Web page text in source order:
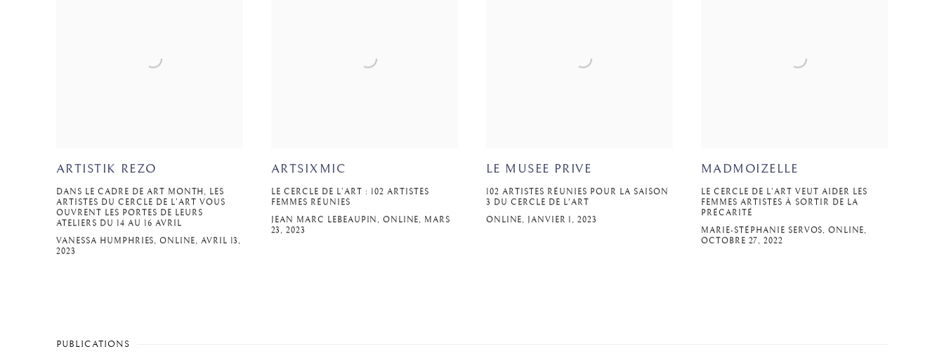
ARTISTIK REZO
DANS LE CADRE DE ART MONTH, LES
ARTISTES DU CERCLE DE L’ART VOUS
OUVRENT LES PORTES DE LEURS
ATELIERS DU 14 AU 16 AVRIL
VANESSA HUMPHRIES, ONLINE, AVRIL 13,
2023
ARTSIXMIC
LE CERCLE DE L’ART : 102 ARTISTES
FEMMES RÉUNIES
JEAN MARC LEBEAUPIN, ONLINE, MARS
23, 2023
LE MUSEE PRIVE
102 ARTISTES RÉUNIES POUR LA SAISON
3 DU CERCLE DE L'ART
ONLINE, JANVIER 1, 2023
MADMOIZELLE
LE CERCLE DE L’ART VEUT AIDER LES
FEMMES ARTISTES À SORTIR DE LA
PRÉCARITÉ
MARIE-STÉPHANIE SERVOS, ONLINE,
OCTOBRE 27, 2022
PUBLICATIONS